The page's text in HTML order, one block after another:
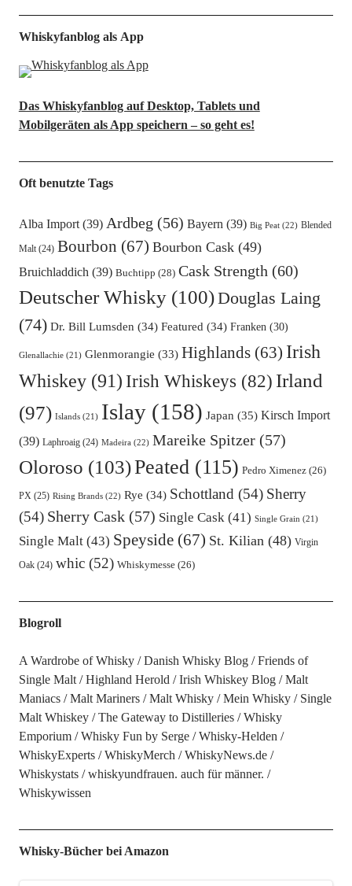
Whiskyfanblog als App
Das Whiskyfanblog auf Desktop, Tablets und
Mobilgeräten als App speichern – so geht es!
Oft benutzte Tags
Alba Import(39) Ardbeg (56) Bayern(39) Big Peat(22) Blended
Malt(24) Bourbon (67) Bourbon Cask(49)
Bruichladdich(39) Buchtipp (28) Cask Strength (60)
Deutscher Whisky(100)Douglas Laing
(74) Dr. Bill Lumsden (34) Featured (34) Franken(30)
Glenallachie(21) Glenmorangie (33) Highlands(63) Irish
Whiskey(91) Irish Whiskeys (82) Irland
(97) Islands(21) Islay(158) Japan (35) Kirsch Import
(39) Laphroaig(24) Madeira(22) Mareike Spitzer(57)
Oloroso (103)Peated(115) Pedro Ximenez(26)
PX(25) Rising Brands(22) Rye (34) Schottland (54) Sherry
(54) Sherry Cask(57) Single Cask(41) Single Grain (21)
Single Malt(43) Speyside(67) St. Kilian(48) Virgin
Oak(24) whic(52) Whiskymesse(26)
Blogroll
A Wardrobe of Whisky Danish Whisky Blog
Friends of
Single Malt
Highland Herold Irish Whiskey Blog
Malt
Maniacs
Malt Mariners Malt Whisky Mein Whisky
Single
Malt Whiskey
The Gateway to Distilleries
Whisky
Emporium
Whisky Fun by Serge
Whisky-Helden
WhiskyExperts
WhiskyMerch
WhiskyNews.de
Whiskystats
whiskyundfrauen. auch für männer.
Whiskywissen
Whisky-Bücher bei Amazon